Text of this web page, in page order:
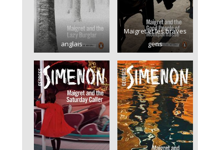
anglais
Maigret et les braves
gens